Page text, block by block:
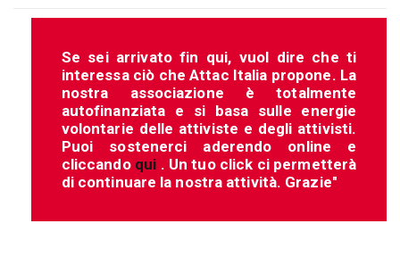
Se sei arrivato fin qui, vuol dire che ti
interessa ciò che Attac Italia propone. La
nostra associazione è totalmente
autofinanziata e si basa sulle energie
volontarie delle attiviste e degli attivisti.
Puoi sostenerci aderendo online e
cliccando qui . Un tuo click ci permetterà
di continuare la nostra attività. Grazie"